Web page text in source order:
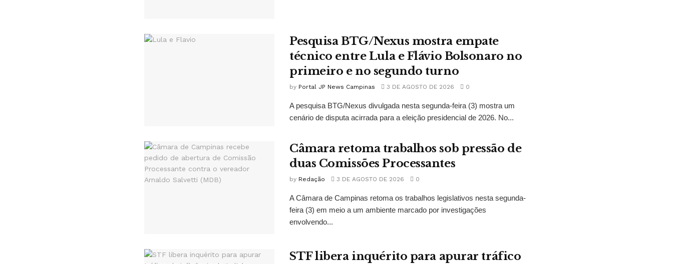
Pesquisa BTG/Nexus mostra empate
técnico entre Lula e Flávio Bolsonaro no
primeiro e no segundo turno
by Portal JP News Campinas 3 DE AGOSTO DE 2026 0
A pesquisa BTG/Nexus divulgada nesta segunda-feira (3) mostra um
cenário de disputa acirrada para a eleição presidencial de 2026. No...
Câmara retoma trabalhos sob pressão de
duas Comissões Processantes
by Redação 3 DE AGOSTO DE 2026 0
A Câmara de Campinas retoma os trabalhos legislativos nesta segunda-
feira (3) em meio a um ambiente marcado por investigações
envolvendo...
STF libera inquérito para apurar tráfico